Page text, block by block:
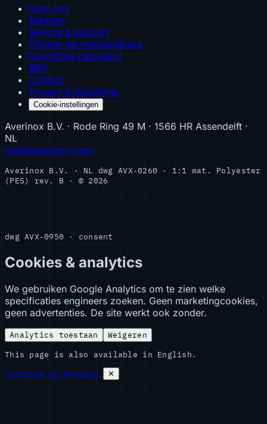
Over ons
Markten
Service & support
Filtratie-storingsdatabase
Downtime-calculator
R&D
Contact
Privacy & disclaimer
Cookie-instellingen
Averinox B.V. · Rode Ring 49 M · 1566 HR Assendelft ·
NL
mail@averinox.com
Averinox B.V. · NL dwg AVX-0260 · 1:1 mat. Polyester
(PES)
rev. B · © 2026
dwg AVX-0950 · consent
Cookies & analytics
We gebruiken Google Analytics om te zien welke
specificaties engineers zoeken. Geen marketingcookies,
geen advertenties. De site werkt ook zonder.
Analytics toestaan
Weigeren
This page is also available in English.
Continue in English
✕